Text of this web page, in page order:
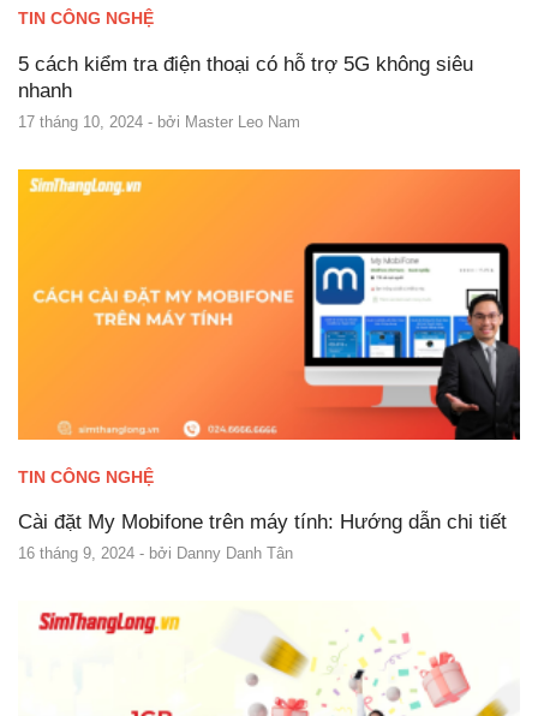
TIN CÔNG NGHỆ
5 cách kiểm tra điện thoại có hỗ trợ 5G không siêu
nhanh
17 tháng 10, 2024 - bởi Master Leo Nam
TIN CÔNG NGHỆ
Cài đặt My Mobifone trên máy tính: Hướng dẫn chi tiết
16 tháng 9, 2024 - bởi Danny Danh Tân